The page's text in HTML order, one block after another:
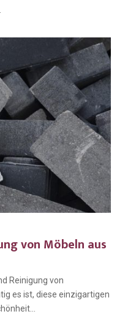
von Möbeln aus
Reinigung von
es ist, diese einzigartigen